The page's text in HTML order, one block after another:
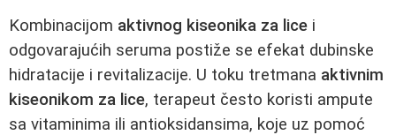
Kombinacijom aktivnog kiseonika za lice i
odgovarajućih seruma postiže se efekat dubinske
hidratacije i revitalizacije. U toku tretmana aktivnim
kiseonikom za lice, terapeut često koristi ampute
sa vitaminima ili antioksidansima, koje uz pomoć